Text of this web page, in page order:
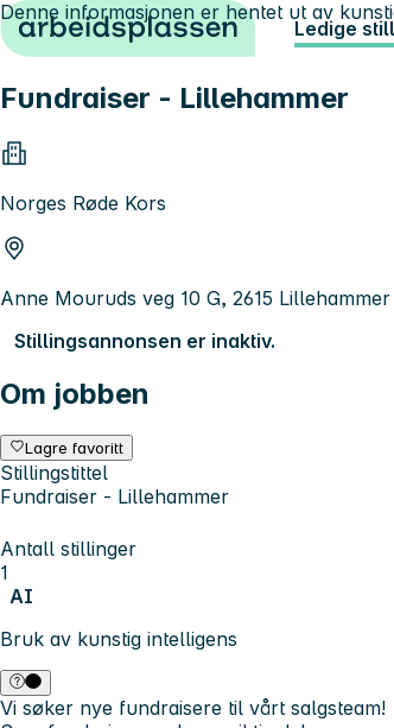
Hopp til innhold Ledige
Fundraiser - Lillehammer
Norges Røde Kors
Anne Mouruds veg 10 G, 2615 Lillehammer
Stillingsannonsen er inaktiv.
Om jobben
Lagre favoritt
Stillingstittel
Fundraiser - Lillehammer
Antall stillinger
1
AI
Bruk av kunstig intelligens
Denne informasjonen er hentet ut av
Vi søker nye fundraisere til vårt salgsteam!